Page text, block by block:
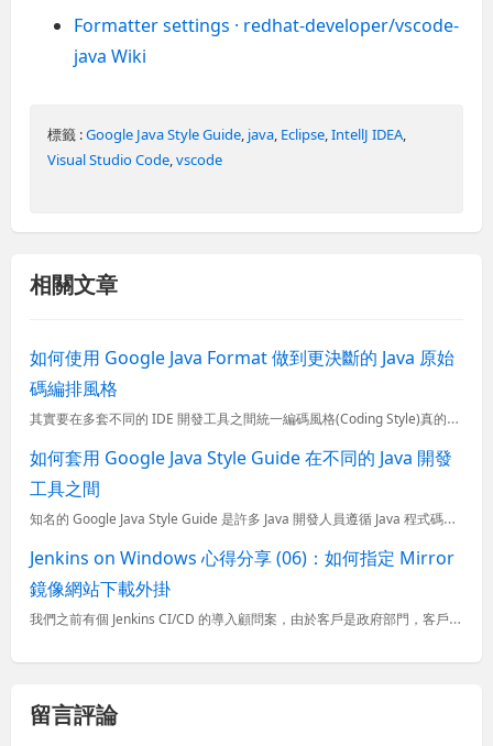
Formatter settings · redhat-developer/vscode-
java Wiki
標籤 :Google Java Style Guide, java, Eclipse,IntellJ IDEA,
Visual Studio Code,vscode
相關文章
如何使用 Google Java Format 做到更決斷的 Java 原始
碼編排風格
其實要在多套不同的 IDE 開發工具之間統一編碼風格(Coding Style)真的不太容易，不同 IDE 之間的程式碼格式化能力不同，有的強、有的弱，自動排版完多多少少還是會有些差異，因此很難做到真
如何套用 Google Java Style Guide 在不同的 Java 開發
工具之間
知名的 Google Java Style Guide 是許多 Java 開發人員遵循 Java 程式碼撰寫風格的指引之一，該指引也定義了一組格式化定義檔，其中包含了 Eclipse、IntellJ
Jenkins on Windows 心得分享 (06)：如何指定 Mirror
鏡像網站下載外掛
我們之前有個 Jenkins CI/CD 的導入顧問案，由於客戶是政府部門，客戶端的防火牆已經設定了無法連接到任何中國大陸的 IP 或 URL，但是 Jenkins 的更新伺服器預設會判定來自台灣的
留言評論